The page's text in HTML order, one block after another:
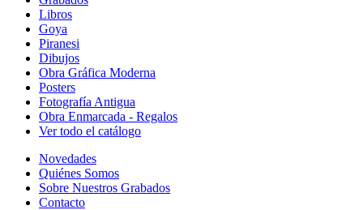
Libros
Goya
Piranesi
Dibujos
Obra Gráfica Moderna
Posters
Fotografía Antigua
Obra Enmarcada - Regalos
Ver todo el catálogo
Novedades
Quiénes Somos
Sobre Nuestros Grabados
Contacto